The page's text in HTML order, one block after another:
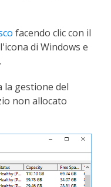
facendo clic con il
di Windows e
la gestione del
non allocato